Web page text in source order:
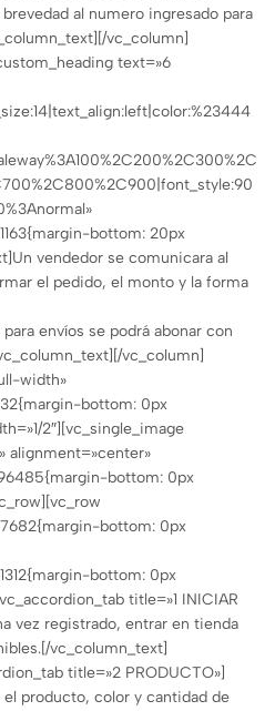
al numero ingresado para
vc_column]
text=»6
bottom: 20px
vendedor se comunicara al
el pedido, el monto y la forma
envíos se podrá abonar con
vc_column]
width»
bottom: 0px
2″][vc_single_image
alignment=»center»
bottom: 0px
bottom: 0px
bottom: 0px
title=»1 INICIAR
vez registrado, entrar en tienda
vc_column_text]
title=»2 PRODUCTO»]
producto, color y cantidad de